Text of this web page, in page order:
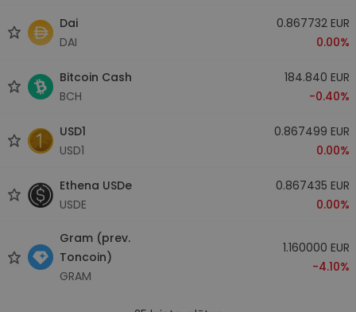
Dai
DAI
0.867732 EUR
0.00%
Bitcoin Cash
BCH
184.840 EUR
-0.40%
USD1
USD1
0.867499 EUR
0.00%
Ethena USDe
USDE
0.867435 EUR
0.00%
Gram (prev.
Toncoin)
GRAM
1.160000 EUR
-4.10%